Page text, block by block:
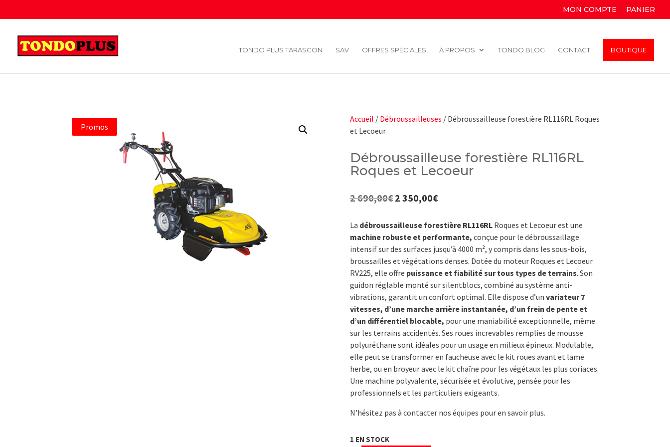
MON COMPTE PANIER
TONDO PLUS TARASCON SAV OFFRES SPÉCIALES À PROPOS TONDO BLOG CONTACT BOUTIQUE
Promos
Accueil / Débroussailleuses / Débroussailleuse forestière RL116RL Roques
et Lecoeur
Débroussailleuse forestière RL116RL
Roques et Lecoeur
2 690,00€ Le
initial
était :
690,00€.
2 350,00€Le
actuel
est :
350,00€.
La débroussailleuse forestière RL116RLRoques et Lecoeur est une
machine robuste et performante, conçue pour le débroussaillage
intensif sur des surfaces jusqu’à 4000 m², y compris dans les sous-bois,
broussailles et végétations denses. Dotée du moteur Roques et Lecoeur
RV225, elle offre puissance et fiabilité sur tous types de terrains. Son
guidon réglable monté sur silentblocs, combiné au système anti-
vibrations, garantit un confort optimal. Elle dispose d’un variateur 7
vitesses, d’une marche arrière instantanée, d’un frein de pente et
d’un différentiel blocable, pour une maniabilité exceptionnelle, même
sur les terrains accidentés. Ses roues increvables remplies de mousse
polyuréthane sont idéales pour un usage en milieux épineux. Modulable,
elle peut se transformer en faucheuse avec le kit roues avant et lame
herbe, ou en broyeur avec le kit chaîne pour les végétaux les plus coriaces.
Une machine polyvalente, sécurisée et évolutive, pensée pour les
professionnels et les particuliers exigeants.
N’hésitez pas à contacter nos équipes pour en savoir plus.
1 EN STOCK